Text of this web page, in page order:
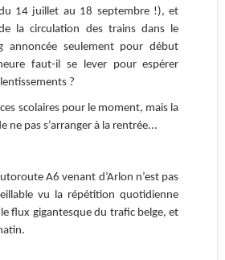
14 juillet au 18 septembre !), et
la circulation des trains dans le
annoncée seulement pour début
faut-il se lever pour espérer
?
scolaires pour le moment, mais la
ne pas s’arranger à la rentrée...
A6 venant d’Arlon n’est pas
vu la répétition quotidienne
flux gigantesque du trafic belge, et